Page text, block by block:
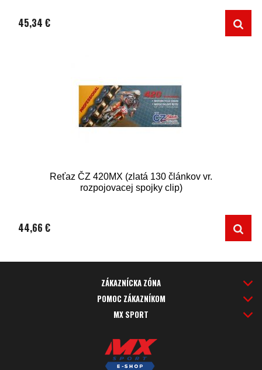
45,34 €
Reťaz ČZ 420MX (zlatá 130 článkov vr.
rozpojovacej spojky clip)
44,66 €
ZÁKAZNÍCKA ZÓNA
POMOC ZÁKAZNÍKOM
MX SPORT